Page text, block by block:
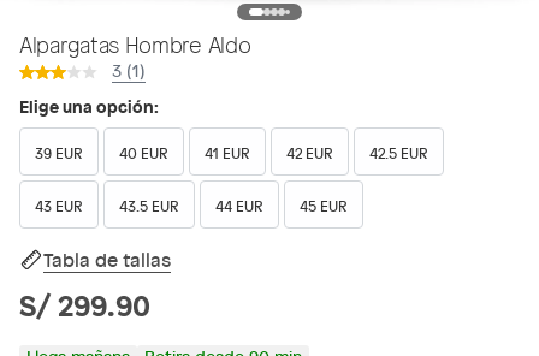
Alpargatas Hombre Aldo
3 (1)
Elige una opción:
39 EUR 40 EUR 41 EUR 42 EUR 42.5 EUR
43 EUR 43.5 EUR 44 EUR 45 EUR
Tabla de tallas
S/ 299.90